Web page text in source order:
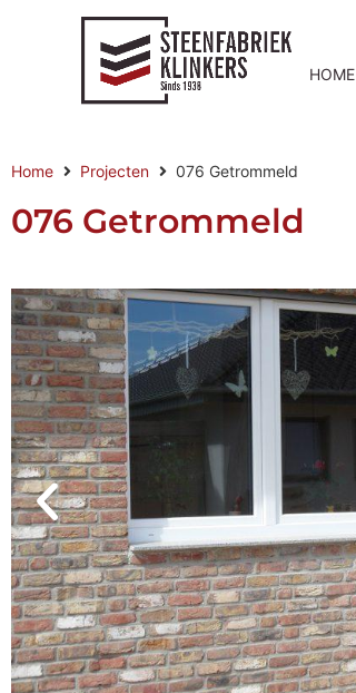
HOME
Home Projecten 076 Getrommeld
076 Getrommeld